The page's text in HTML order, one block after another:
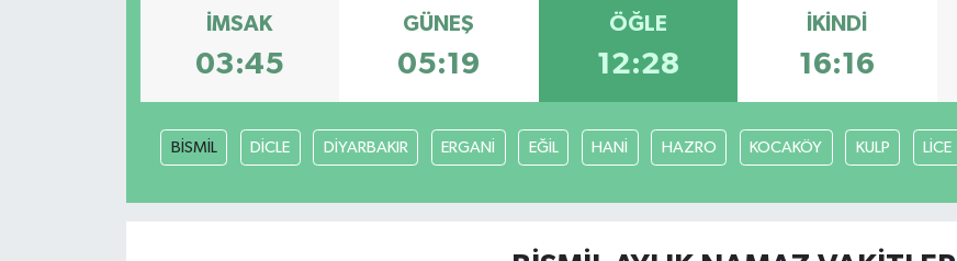
İMSAK
03:45
GÜNEŞ
05:19
ÖĞLE
12:28
İKINDI
16:16
BİSMİL DİCLE DİYARBAKIR ERGANİ EĞİL HANİ HAZRO KOCAKÖY KULP LİCE